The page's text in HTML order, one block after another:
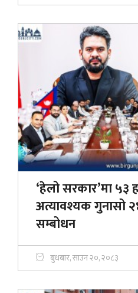
‘हेलो सरकार’मा ५३
अत्यावश्यक गुनासो
सम्बोधन
बुधबार, साउन २०, २०८३